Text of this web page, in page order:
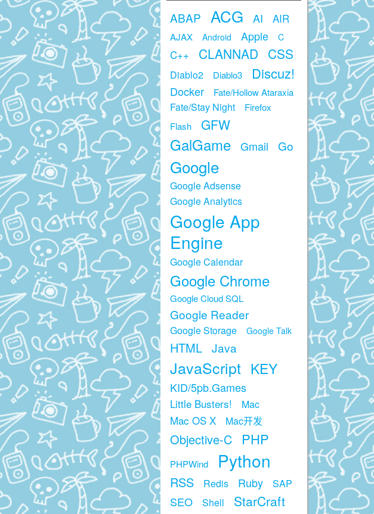
ABAP ACG AI AIR
AJAX Android Apple C
C++ CLANNAD CSS
Diablo2 Diablo3 Discuz!
Docker Fate/Hollow Ataraxia
Fate/Stay Night
Firefox
Flash
GFW
GalGame Gmail Go
Google
Google Adsense
Google Analytics
Google App
Engine
Google Calendar
Google Chrome
Google Cloud SQL
Google Reader
Google Storage Google Talk
HTML Java
JavaScript KEY
KID/5pb.Games
Little Busters! Mac
Mac OS X Mac开发
Objective-C PHP
PHPWind Python
RSS Redis Ruby SAP
SEO Shell
StarCraft